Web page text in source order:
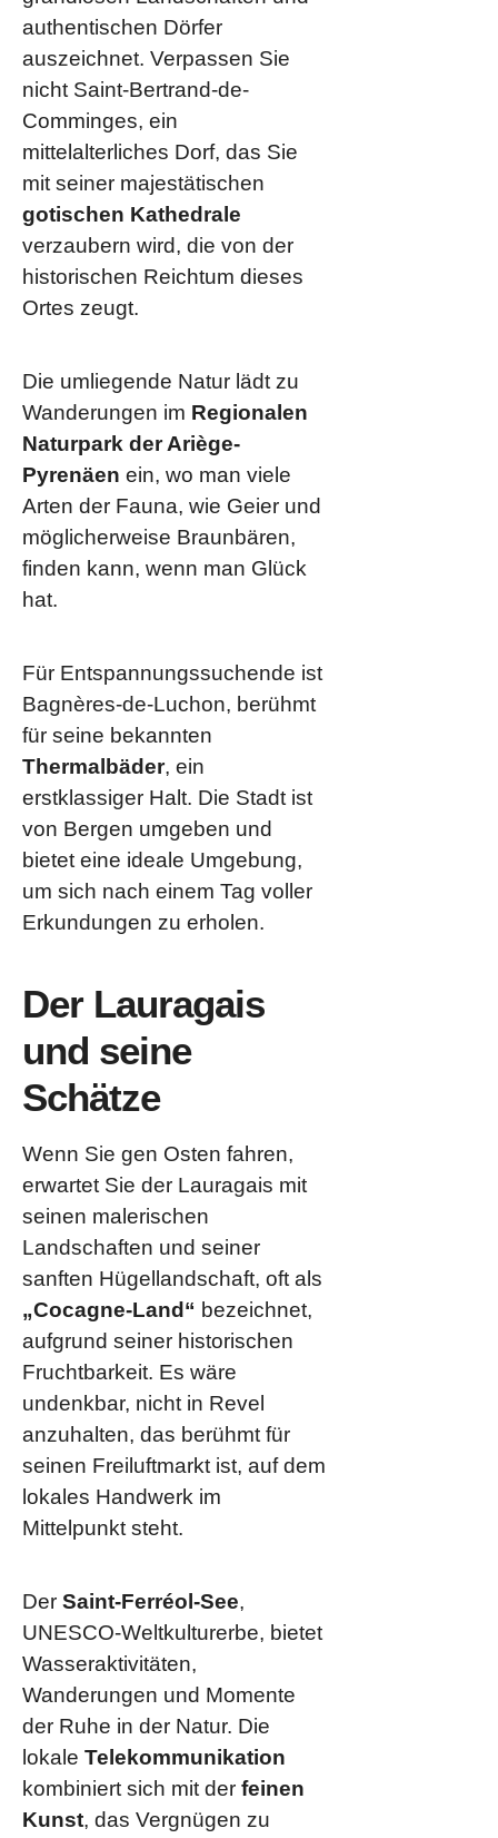
authentischen Dörfer
auszeichnet. Verpassen Sie
nicht Saint-Bertrand-de-
Comminges, ein
mittelalterliches Dorf, das Sie
mit seiner majestätischen
gotischen Kathedrale
verzaubern wird, die von der
historischen Reichtum dieses
Ortes zeugt.
Die umliegende Natur lädt zu
Wanderungen im Regionalen
Naturpark der Ariège-
Pyrenäen ein, wo man viele
Arten der Fauna, wie Geier und
möglicherweise Braunbären,
finden kann, wenn man Glück
hat.
Für Entspannungssuchende ist
Bagnères-de-Luchon, berühmt
für seine bekannten
Thermalbäder, ein
erstklassiger Halt. Die Stadt ist
von Bergen umgeben und
bietet eine ideale Umgebung,
um sich nach einem Tag voller
Erkundungen zu erholen.
Der Lauragais
und seine
Schätze
Wenn Sie gen Osten fahren,
erwartet Sie der Lauragais mit
seinen malerischen
Landschaften und seiner
sanften Hügellandschaft, oft als
„Cocagne-Land“ bezeichnet,
aufgrund seiner historischen
Fruchtbarkeit. Es wäre
undenkbar, nicht in Revel
anzuhalten, das berühmt für
seinen Freiluftmarkt ist, auf dem
lokales Handwerk im
Mittelpunkt steht.
Der Saint-Ferréol-See,
UNESCO-Weltkulturerbe, bietet
Wasseraktivitäten,
Wanderungen und Momente
der Ruhe in der Natur. Die
lokale Telekommunikation
kombiniert sich mit der feinen
Kunst, das Vergnügen zu